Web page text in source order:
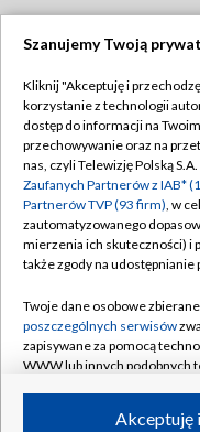
Abonament TVP
Emisja w TVP
Centrum informacji
Naziemna Telewizja
Rada Programowa
System NOS
Informacje o nadawcy
Szanujemy Twoją
Kliknij "Akceptuję i
korzystanie z technologii
dostęp do informacji na
przechowywanie oraz na
nas, czyli Telewizję Polską
Zaufanych Partnerów z IAB*
Partnerów TVP (93 firm), w
zautomatyzowanego
mierzenia ich skuteczności) i
także zgody na udostępnianie
Twoje dane osobowe
poszczególnych serwisów
zapisywane za pomocą
WWW lub innych podobnych
ruchu w Internecie.Akceptuję